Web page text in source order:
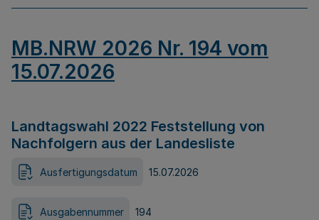
MB.NRW 2026 Nr. 194 vom
15.07.2026
Landtagswahl 2022 Feststellung von
Nachfolgern aus der Landesliste
Ausfertigungsdatum 15.07.2026
Ausgabennummer 194